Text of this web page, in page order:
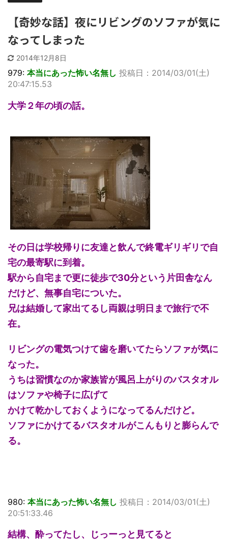
【奇妙な話】夜にリビングのソファが気に
なってしまった
2014年12月8日
979: 本当にあった怖い名無し 投稿日：2014/03/01(土)
20:47:15.53
大学２年の頃の話。
その日は学校帰りに友達と飲んで終電ギリギリで自
宅の最寄駅に到着。
駅から自宅まで更に徒歩で30分という片田舎なん
だけど、無事自宅についた。
兄は結婚して家出てるし両親は明日まで旅行で不
在。
リビングの電気つけて歯を磨いてたらソファが気に
なった。
うちは習慣なのか家族皆が風呂上がりのバスタオル
はソファや椅子に広げて
かけて乾かしておくようになってるんだけど。
ソファにかけてるバスタオルがこんもりと膨らんで
る。
980: 本当にあった怖い名無し 投稿日：2014/03/01(土)
20:51:33.46
結構、酔ってたし、じっーっと見てると